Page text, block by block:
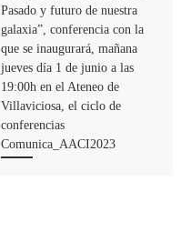
Pasado y futuro de nuestra
galaxia”, conferencia con la
que se inaugurará, mañana
jueves día 1 de junio a las
19:00h en el Ateneo de
Villaviciosa, el ciclo de
conferencias
Comunica_AACI2023